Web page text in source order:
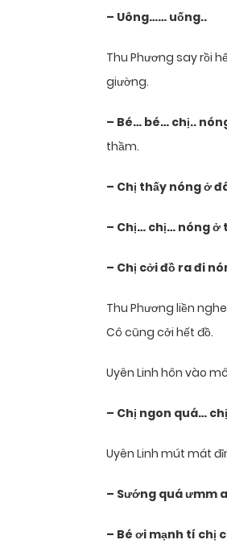
– Uông…… uống..
Thu Phương say rồi
giường.
– Bé… bé… chị..
thầm.
– Chị thấy nóng ở
– Chị… chị… nóng
– Chị cởi đồ ra đi
Thu Phương liền
Cô cũng cởi hết đồ.
Uyên Linh hôn vào
– Chị ngon quá…
Uyên Linh mút mát
– Sướng quá ưmm
– Bé ơi mạnh tí chị